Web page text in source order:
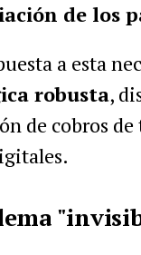
de los
a esta
robusta,
de cobros de